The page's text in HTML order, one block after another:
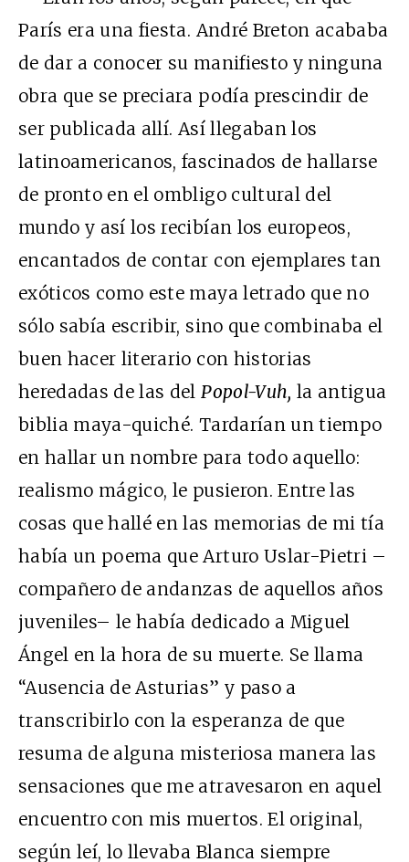
París era una fiesta. André Breton acababa
de dar a conocer su manifiesto y ninguna
obra que se preciara podía prescindir de
ser publicada allí. Así llegaban los
latinoamericanos, fascinados de hallarse
de pronto en el ombligo cultural del
mundo y así los recibían los europeos,
encantados de contar con ejemplares tan
exóticos como este maya letrado que no
sólo sabía escribir, sino que combinaba el
buen hacer literario con historias
heredadas de las delPopol-Vuh, la antigua
biblia maya-quiché. Tardarían un tiempo
en hallar un nombre para todo aquello:
realismo mágico, le pusieron. Entre las
cosas que hallé en las memorias de mi tía
había un poema que Arturo Uslar-Pietri –
compañero de andanzas de aquellos años
juveniles– le había dedicado a Miguel
Ángel en la hora de su muerte. Se llama
“Ausencia de Asturias” y paso a
transcribirlo con la esperanza de que
resuma de alguna misteriosa manera las
sensaciones que me atravesaron en aquel
encuentro con mis muertos. El original,
según leí, lo llevaba Blanca siempre